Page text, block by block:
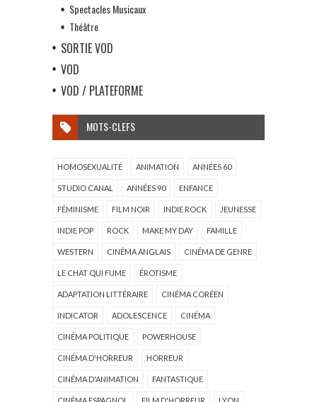
Spectacles Musicaux
Théâtre
SORTIE VOD
VOD
VOD / PLATEFORME
MOTS-CLEFS
HOMOSEXUALITÉ ANIMATION ANNÉES 60
STUDIO CANAL ANNÉES 90 ENFANCE
FÉMINISME FILM NOIR INDIE ROCK JEUNESSE
INDIE POP ROCK MAKE MY DAY FAMILLE
WESTERN CINÉMA ANGLAIS CINÉMA DE GENRE
LE CHAT QUI FUME ÉROTISME
ADAPTATION LITTÉRAIRE CINÉMA CORÉEN
INDICATOR ADOLESCENCE CINÉMA
CINÉMA POLITIQUE POWERHOUSE
CINÉMA D'HORREUR HORREUR
CINÉMA D'ANIMATION FANTASTIQUE